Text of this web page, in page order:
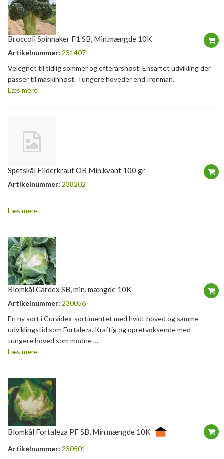
Broccoli Spinnaker F1 SB, Min.mængde 10K
Artikelnummer: 231407
Velegnet til tidlig sommer og efterårshøst. Ensartet udvikling der
passer til maskinhøst. Tungere hoveder end Ironman.
Læs mere
Spetskål Filderkraut OB Min.kvant 100 gr
Artikelnummer: 238202
Læs mere
Blomkål Cardex SB, min. mængde 10K
Artikelnummer: 230056
En ny sort i Curvidex-sortimentet med hvidt hoved og samme
udviklingstid som Fortaleza. Kraftig og opretvoksende med
tungere hoved som modne …
Læs mere
Blomkål Fortaleza PF SB, Min.mængde 10K
Artikelnummer: 230501